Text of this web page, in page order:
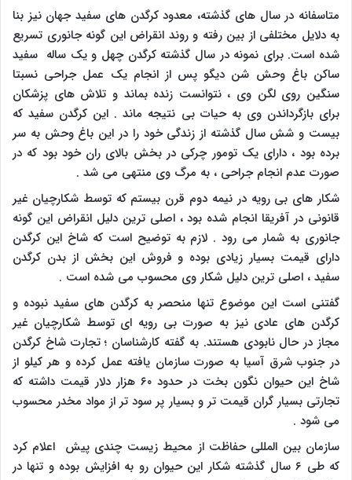
متاسفانه در سال های گذشته، معدود کرگدن های سفید جهان نیز بنا
به دلایل مختلفی از بین رفته و روند انقراض این گونه جانوری تسریع
شده است. برای نمونه در سال گذشته کرگدن چهل و یک ساله سفید
ساکن باغ وحش شن دیگو پس از انجام یک عمل جراحی نسبتا
سنگین روی لگن وی ، نتوانست زنده بماند و تلاش های پزشکان
برای بازگرداندن وی به حیات بی نتیجه ماند . این کرگدن سفید که
بیست و شش سال گذشته از زندگی خود را در این باغ وحش به سر
برده بود ، دارای یک تومور چرکی در بخش بالای ران خود بود که در
صورت عدم انجام جراحی ، به مرگ وی منتهی می شد .
شکار های بی رویه در نیمه دوم قرن بیستم که توسط شکارچیان غیر
قانونی در آفریقا انجام شده بود ، اصلی ترین دلیل انقراض این گونه
جانوری به شمار می رود . لازم به توضیح است که شاخ این کرگدن
دارای قیمت بسیار زیادی بوده و فروش این بخش از بدن کرگدن
سفید ، اصلی ترین دلیل شکار وی محسوب می شده است .
گفتنی است این موضوع تنها منحصر به کرگدن های سفید نبوده و
کرگدن های عادی نیز به صورت بی رویه ای توسط شکارچیان غیر
مجاز در حال نابودی هستند. به گفته کارشناسان ؛ تجارت شاخ کرگدن
در جنوب شرق آسیا به صورت سازمان یافته عمل کرده و هر کیلو از
شاخ این حیوان نگون بخت در حدود ۶۰ هزار دلار قیمت داشته که
تجارتی بسیار گران قیمت تر و بسیار پر سود تر از مواد مخدر محسوب
می شود .
سازمان بین المللی حفاظت از محیط زیست چندی پیش اعلام کرد
که طی ۶ سال گذشته شکار این حیوان رو به افزایش بوده و تنها در